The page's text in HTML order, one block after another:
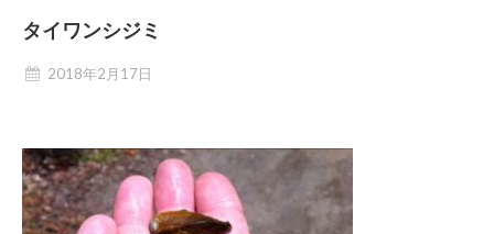
タイワンシジミ
2018年2月17日